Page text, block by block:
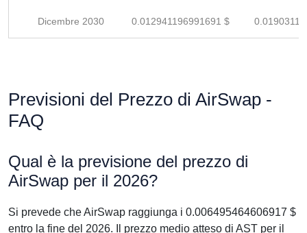
Dicembre 2030 0.012941196991691 $
Previsioni del Prezzo di AirSwap -
FAQ
Qual è la previsione del prezzo di
AirSwap per il 2026?
Si prevede che AirSwap raggiunga i 0.006495464606917 $
entro la fine del 2026. Il prezzo medio atteso di AST per il